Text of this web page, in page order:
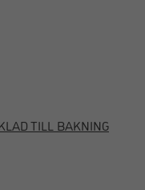
TILL BAKNING